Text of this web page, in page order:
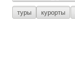
туры курорты